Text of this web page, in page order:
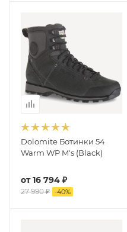
Dolomite Ботинки 54
Warm WP M's (Black)
от16 794 ₽
27 990 ₽ -40%